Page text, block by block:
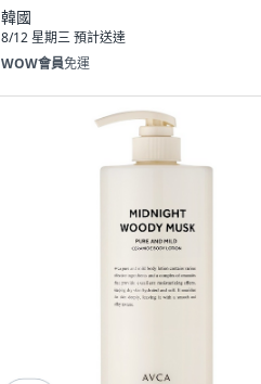
韓國
8/12 星期三預計送達
WOW會員免運